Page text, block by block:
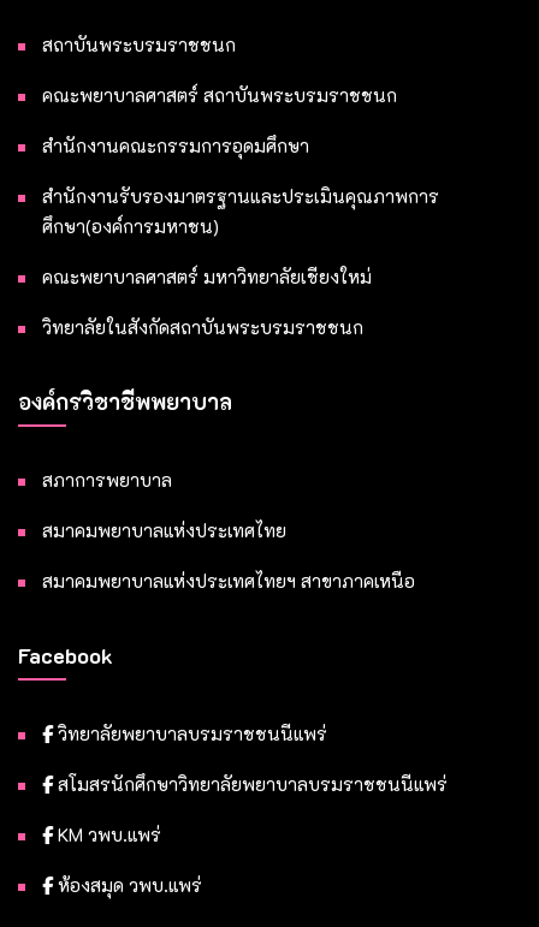
สถาบันพระบรมราชชนก
คณะพยาบาลศาสตร์ สถาบันพระบรมราชชนก
สำนักงานคณะกรรมการอุดมศึกษา
สำนักงานรับรองมาตรฐานและประเมินคุณภาพการ
ศึกษา(องค์การมหาชน)
คณะพยาบาลศาสตร์ มหาวิทยาลัยเชียงใหม่
วิทยาลัยในสังกัดสถาบันพระบรมราชชนก
องค์กรวิชาชีพพยาบาล
สภาการพยาบาล
สมาคมพยาบาลแห่งประเทศไทย
สมาคมพยาบาลแห่งประเทศไทยฯ สาขาภาคเหนือ
Facebook
วิทยาลัยพยาบาลบรมราชชนนีแพร่
สโมสรนักศึกษาวิทยาลัยพยาบาลบรมราชชนนีแพร่
KM วพบ.แพร่
ห้องสมุด วพบ.แพร่